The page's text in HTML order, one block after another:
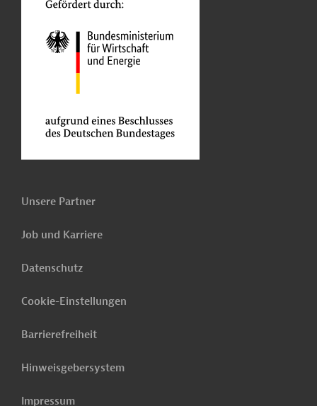
Unsere Partner
Job und Karriere
Datenschutz
Cookie-Einstellungen
Barrierefreiheit
Hinweisgebersystem
Impressum